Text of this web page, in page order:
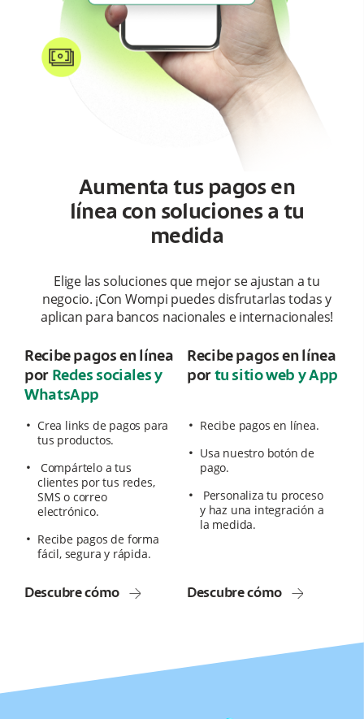
Aumenta tus pagos en
línea con soluciones a tu
medida
Elige las soluciones que mejor se ajustan a tu
negocio. ¡Con Wompi puedes disfrutarlas todas y
aplican para bancos nacionales e internacionales!
Recibe pagos en línea
por Redes sociales y
WhatsApp
Crea links de pagos para
tus productos.
Compártelo a tus
clientes por tus redes,
SMS o correo
electrónico.
Recibe pagos de forma
fácil, segura y rápida.
Descubre cómo
Recibe pagos en línea
por tu sitio web y App
Recibe pagos en línea.
Usa nuestro botón de
pago.
Personaliza tu proceso
y haz una integración a
la medida.
Descubre cómo